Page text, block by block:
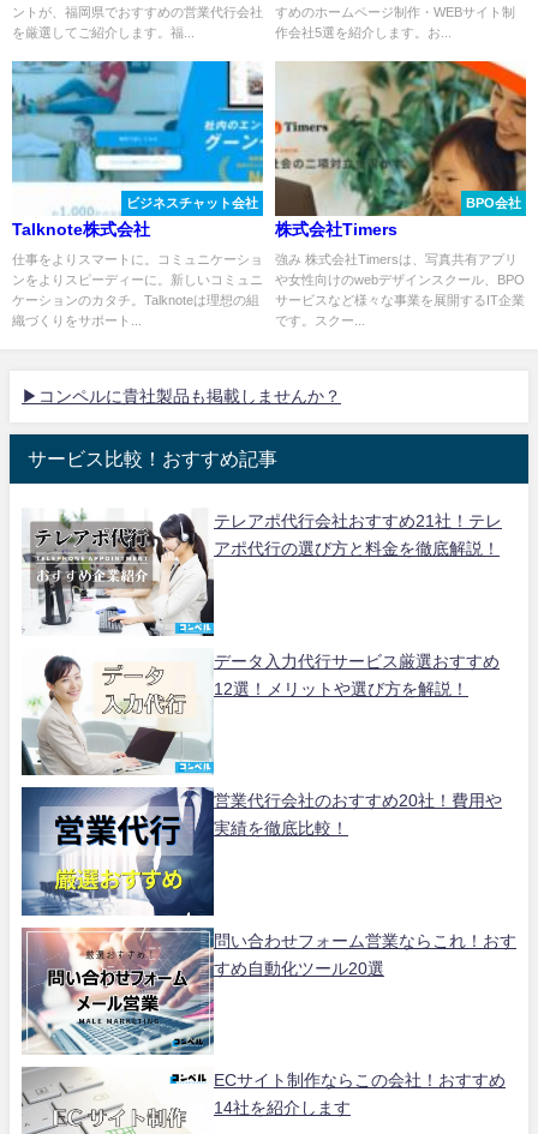
ントが、福岡県でおすすめの営業代行会社
を厳選してご紹介します。福...
すめのホームページ制作・WEBサイト制
作会社5選を紹介します。お...
ビジネスチャット会社
Talknote株式会社
仕事をよりスマートに。コミュニケーショ
ンをよりスピーディーに。新しいコミュニ
ケーションのカタチ。Talknoteは理想の組
織づくりをサポート...
BPO会社
株式会社Timers
強み 株式会社Timersは、写真共有アプリ
や女性向けのwebデザインスクール、BPO
サービスなど様々な事業を展開するIT企業
です。スクー...
▶コンペルに貴社製品も掲載しませんか？
サービス比較！おすすめ記事
テレアポ代行会社おすすめ21社！テレ
アポ代行の選び方と料金を徹底解説！
データ入力代行サービス厳選おすすめ
12選！メリットや選び方を解説！
営業代行会社のおすすめ20社！費用や
実績を徹底比較！
問い合わせフォーム営業ならこれ！おす
すめ自動化ツール20選
ECサイト制作ならこの会社！おすすめ
14社を紹介します